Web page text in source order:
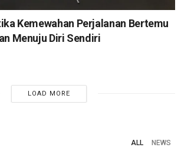
Kemewahan Perjalanan Bertemu
Menuju Diri Sendiri
LOAD MORE
ALL NEWS